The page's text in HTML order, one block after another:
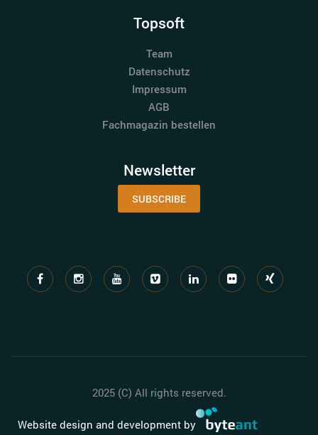
Topsoft
Team
Datenschutz
Impressum
AGB
Fachmagazin bestellen
Newsletter
SUBSCRIBE
2025 (C) All rights reserved.
Website design and development by